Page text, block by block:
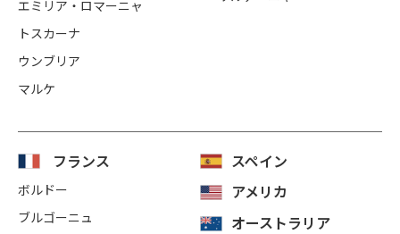
エミリア・ロマーニャ
トスカーナ
ウンブリア
マルケ
フランス
ボルドー
ブルゴーニュ
スペイン
アメリカ
オーストラリア